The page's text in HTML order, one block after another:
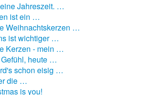
Jahreszeit. …
ist ein …
Weihnachtskerzen …
ist wichtiger …
Kerzen - mein …
heute …
schon eisig …
die …
is you!